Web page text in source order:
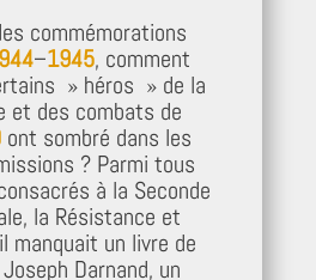
commémorations
–1945, comment
» héros » de la
et des combats de
ont sombré dans les
? Parmi tous
à la Seconde
la Résistance et
manquait un livre de
Darnand, un